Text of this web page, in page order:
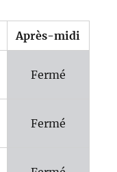
Après-midi
Fermé
Fermé